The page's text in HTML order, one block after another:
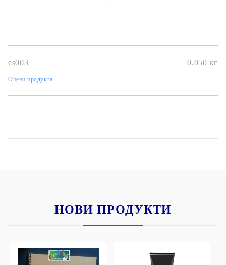
es003 0.050 кг
Оцени продукта
НОВИ ПРОДУКТИ